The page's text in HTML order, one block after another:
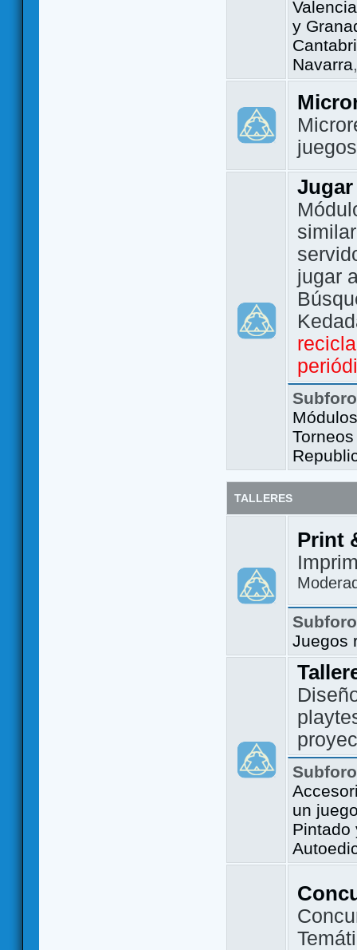
Valencia
y
Navarra
Jugar
jugar
TALLERES
Print
Juegos
un
Pintado